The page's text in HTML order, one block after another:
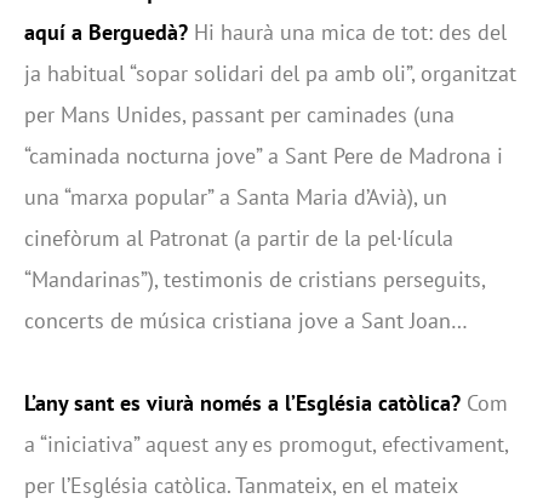
aquí a Berguedà? Hi haurà una mica de tot: des del
ja habitual “sopar solidari del pa amb oli”, organitzat
per Mans Unides, passant per caminades (una
“caminada nocturna jove” a Sant Pere de Madrona i
una “marxa popular” a Santa Maria d’Avià), un
cinefòrum al Patronat (a partir de la pel·lícula
“Mandarinas”), testimonis de cristians perseguits,
concerts de música cristiana jove a Sant Joan…
L’any sant es viurà només a l’Església catòlica? Com
a “iniciativa” aquest any es promogut, efectivament,
per l’Església catòlica. Tanmateix, en el mateix